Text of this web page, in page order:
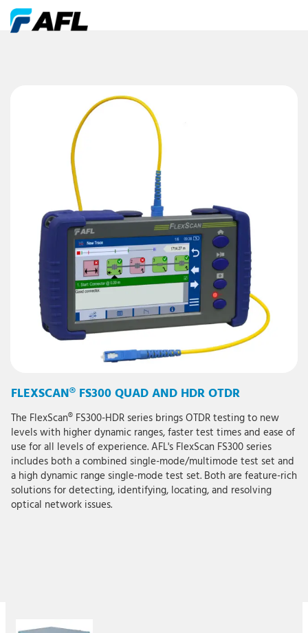
FLEXSCAN® FS300 QUAD AND HDR OTDR
The FlexScan® FS300-HDR series brings OTDR testing to new
levels with higher dynamic ranges, faster test times and ease of
use for all levels of experience. AFL's FlexScan FS300 series
includes both a combined single-mode/multimode test set and
a high dynamic range single-mode test set. Both are feature-rich
solutions for detecting, identifying, locating, and resolving
optical network issues.